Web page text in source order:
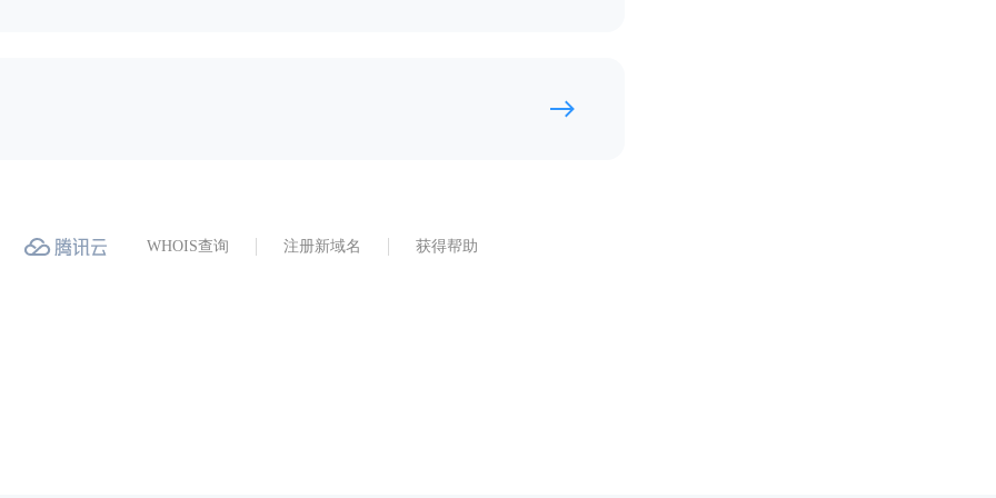
WHOIS查询 注册新域名 获得帮助